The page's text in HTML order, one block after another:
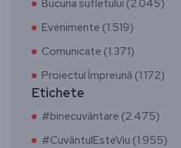
Bucuria sufletului (2.045)
Evenimente (1.519)
Comunicate (1.371)
Proiectul Împreună (1.172)
Etichete
#binecuvântare (2.475)
#CuvântulEsteViu (1.955)